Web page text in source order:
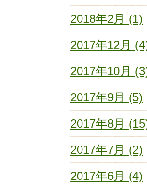
2018年2月 (1)
2017年12月
2017年10月
2017年9月 (5)
2017年8月
2017年7月 (2)
2017年6月 (4)